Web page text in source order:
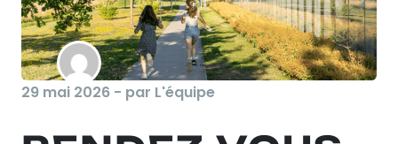
29 mai 2026 - par L'équipe